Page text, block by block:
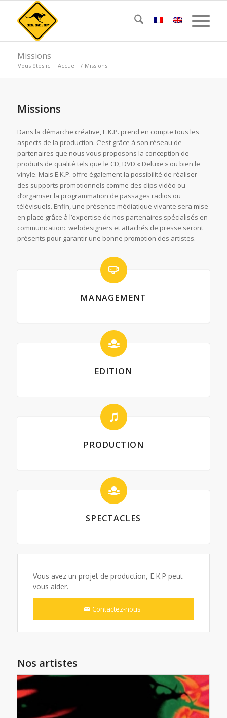
Missions
Vous êtes ici : Accueil / Missions
Missions
Dans la démarche créative, E.K.P. prend en compte tous les
aspects de la production. C’est grâce à son réseau de
partenaires que nous vous proposons la conception de
produits de qualité tels que le CD, DVD « Deluxe » ou bien le
vinyle. Mais E.K.P. offre également la possibilité de réaliser
des supports promotionnels comme des clips vidéo ou
d’organiser la programmation de passages radios ou
télévisuels. Enfin, une présence médiatique vivante sera mise
en place grâce à l’expertise de nos partenaires spécialisés en
communication: webdesigners et attachés de presse seront
présents pour garantir une bonne promotion des artistes.
MANAGEMENT
EDITION
PRODUCTION
SPECTACLES
Vous avez un projet de production, E.K.P peut
vous aider.
Contactez-nous
Nos artistes